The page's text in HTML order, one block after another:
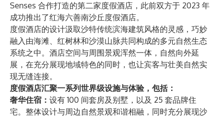
Senses 合作打造的第二家度假酒店，此前双方于 2023 年
成功推出了红海六善南沙丘度假酒店。
度假酒店的设计汲取沙特传统滨海建筑风格的灵感，巧妙
融入由海滩、红树林和沙漠山脉共同构成的多元自然生态
系统之中。酒店空间与周围景观浑然一体，自然向外延
展，在充分展现地域特色的同时，也让宾客与壮美自然实
现无缝连接。
度假酒店汇聚一系列世界级设施与体验，包括：
奢华住宿： 设有 100 间套房及别墅，以及 25 套品牌住
宅。整体设计与周边自然景观和谐相融，同时充分展现沙